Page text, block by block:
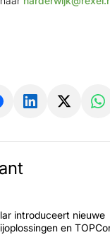
introduceert nieuwe
en